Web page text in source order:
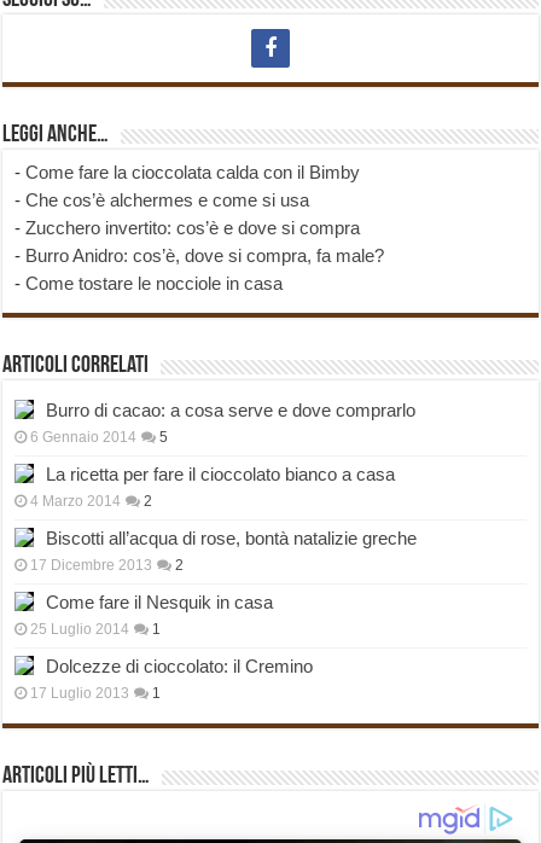
Leggi anche…
-Come fare la cioccolata calda con il Bimby
-Che cos’è alchermes e come si usa
-Zucchero invertito: cos’è e dove si compra
- Burro Anidro: cos’è, dove si compra, fa male?
-Come tostare le nocciole in casa
Articoli correlati
Burro di cacao: a cosa serve e dove comprarlo
6 Gennaio 2014 5
La ricetta per fare il cioccolato bianco a casa
4 Marzo 2014 2
Biscotti all’acqua di rose, bontà natalizie greche
17 Dicembre 2013 2
Come fare il Nesquik in casa
25 Luglio 2014 1
Dolcezze di cioccolato: il Cremino
17 Luglio 2013 1
Articoli più Letti…